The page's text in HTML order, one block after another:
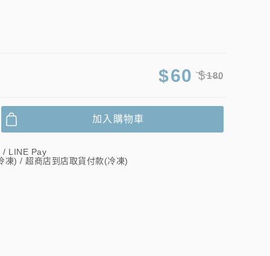
$60 $180
加入購物車
/ LINE Pay
) / 超商店到店取貨付款(冷凍)